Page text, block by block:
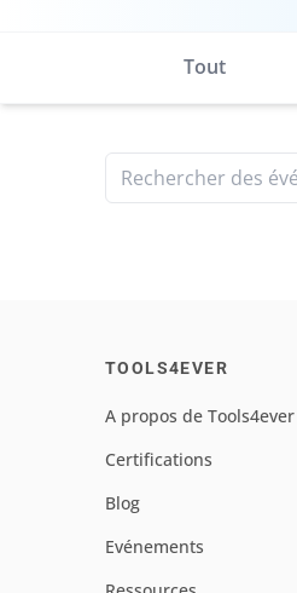
Tout
Rechercher des
TOOLS4EVER
A propos de Tools4ever
Certifications
Blog
Evénements